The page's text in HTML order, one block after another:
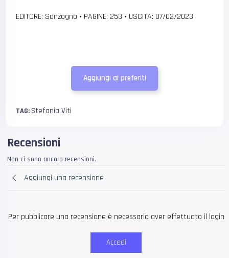
EDITORE: Sonzogno • PAGINE: 253 • USCITA: 07/02/2023
Aggiungi ai preferiti
TAG: Stefania Viti
Recensioni
Non ci sono ancora recensioni.
Aggiungi una recensione
Per pubblicare una recensione è necessario aver effettuato il login
Accedi